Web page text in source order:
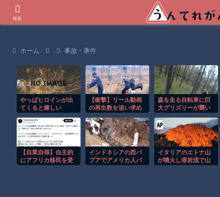
ホーム 事故・事件
やっぱヒロインが出
てくると嬉しい
【衝撃】リール動画
の再生数を追い求め
見れない(@_@;)
森を走る自転車に巨
大グリズリーが襲い
映像！！
【自業自得】自主的
にアフリカ移民を受
インドネシアの西パ
プアでアメリカ人パ
イタリアのエトナ山
が噴火し溶岩流で山
検索